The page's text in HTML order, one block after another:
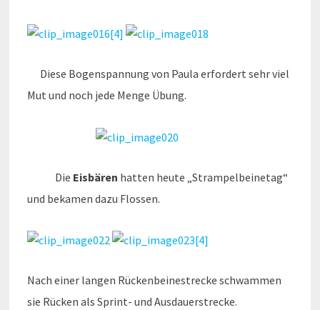
Diese Bogenspannung von Paula erfordert sehr viel
Mut und noch jede Menge Übung.
Die Eisbären hatten heute „Strampelbeinetag“
und bekamen dazu Flossen.
Nach einer langen Rückenbeinestrecke schwammen
sie Rücken als Sprint- und Ausdauerstrecke.